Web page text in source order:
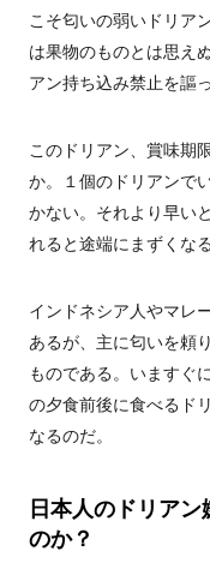
こそ匂いの弱いドリア
は果物のものとは思え
アン持ち込み禁止を謳
このドリアン、賞味期
か。１個のドリアンで
かない。それより早い
れると途端にまずくなる
インドネシア人やマレ
あるが、主に匂いを頼
ものである。いますぐ
の夕食前後に食べるド
なるのだ。
日本人のドリア
のか？